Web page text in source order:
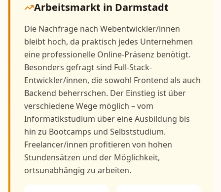
Arbeitsmarkt in Darmstadt
Die Nachfrage nach Webentwickler/innen
bleibt hoch, da praktisch jedes Unternehmen
eine professionelle Online-Präsenz benötigt.
Besonders gefragt sind Full-Stack-
Entwickler/innen, die sowohl Frontend als auch
Backend beherrschen. Der Einstieg ist über
verschiedene Wege möglich – vom
Informatikstudium über eine Ausbildung bis
hin zu Bootcamps und Selbststudium.
Freelancer/innen profitieren von hohen
Stundensätzen und der Möglichkeit,
ortsunabhängig zu arbeiten.